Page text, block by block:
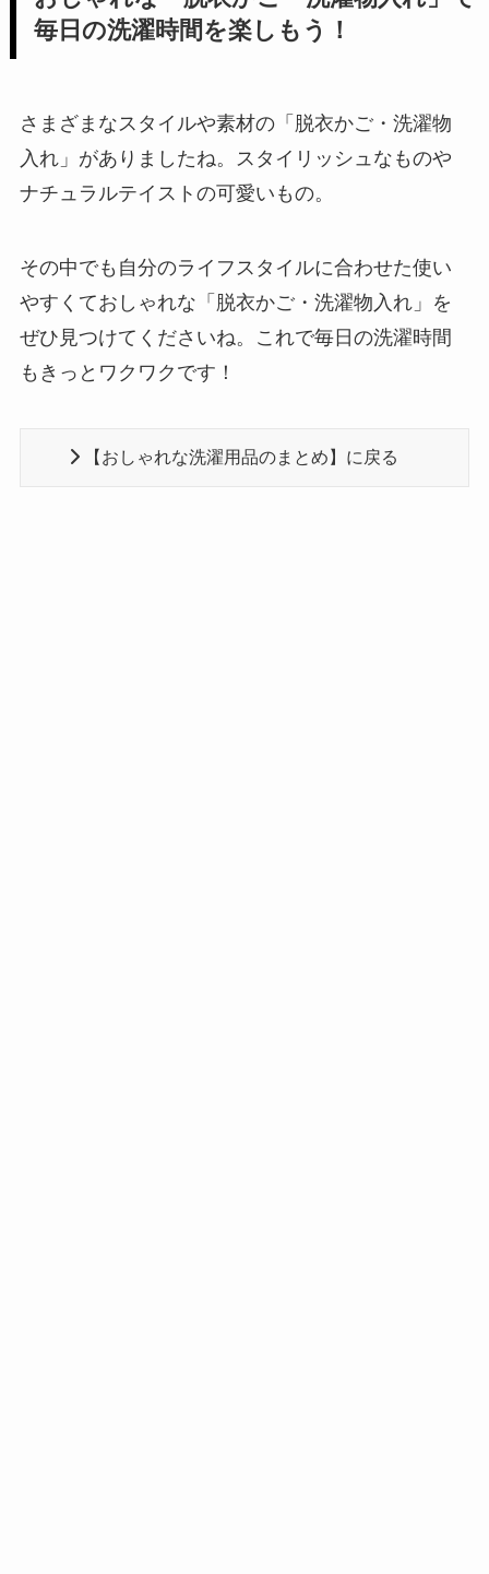
毎日の洗濯時間を楽しもう！
さまざまなスタイルや素材の「脱衣かご・洗濯物
入れ」がありましたね。スタイリッシュなものや
ナチュラルテイストの可愛いもの。
その中でも自分のライフスタイルに合わせた使い
やすくておしゃれな「脱衣かご・洗濯物入れ」を
ぜひ見つけてくださいね。これで毎日の洗濯時間
もきっとワクワクです！
【おしゃれな洗濯用品のまとめ】に戻る